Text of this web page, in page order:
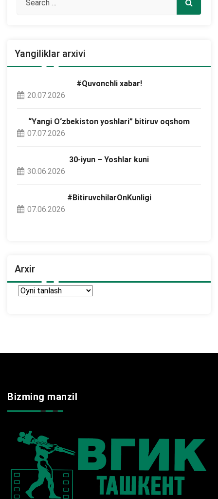
Yangiliklar arxivi
#Quvonchli xabar!
20.07.2026
“Yangi O‘zbekiston yoshlari” bitiruv oqshom
07.07.2026
30-iyun – Yoshlar kuni
30.06.2026
#BitiruvchilarOnKunligi
07.06.2026
Arxir
Arxir
Bizming manzil